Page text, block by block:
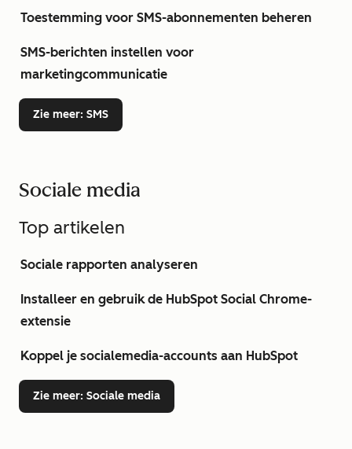
Toestemming voor SMS-abonnementen beheren
SMS-berichten instellen voor
marketingcommunicatie
Zie meer: SMS
Sociale media
Top artikelen
Sociale rapporten analyseren
Installeer en gebruik de HubSpot Social Chrome-
extensie
Koppel je socialemedia-accounts aan HubSpot
Zie meer: Sociale media